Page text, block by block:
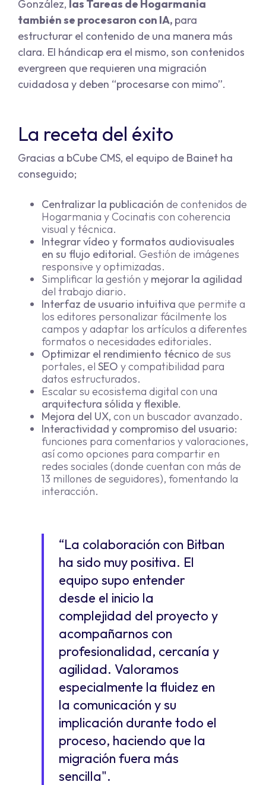
González, las Tareas de Hogarmania
también se procesaron con IA, para
estructurar el contenido de una manera más
clara. El hándicap era el mismo, son contenidos
evergreen que requieren una migración
cuidadosa y deben “procesarse con mimo”.
La receta del éxito
Gracias a bCube CMS, el equipo de Bainet ha
conseguido;
Centralizar la publicación de contenidos de
Hogarmania y Cocinatis con coherencia
visual y técnica.
Integrar vídeo y formatos audiovisuales
en su flujo editorial. Gestión de imágenes
responsive y optimizadas.
Simplificar la gestión y mejorar la agilidad
del trabajo diario.
Interfaz de usuario intuitiva que permite a
los editores personalizar fácilmente los
campos y adaptar los artículos a diferentes
formatos o necesidades editoriales.
Optimizar el rendimiento técnico de sus
portales, el SEO y compatibilidad para
datos estructurados.
Escalar su ecosistema digital con una
arquitectura sólida y flexible.
Mejora del UX, con un buscador avanzado.
Interactividad y compromiso del usuario:
funciones para comentarios y valoraciones,
así como opciones para compartir en
redes sociales (donde cuentan con más de
13 millones de seguidores), fomentando la
interacción.
“La colaboración con Bitban
ha sido muy positiva. El
equipo supo entender
desde el inicio la
complejidad del proyecto y
acompañarnos con
profesionalidad, cercanía y
agilidad. Valoramos
especialmente la fluidez en
la comunicación y su
implicación durante todo el
proceso, haciendo que la
migración fuera más
sencilla".